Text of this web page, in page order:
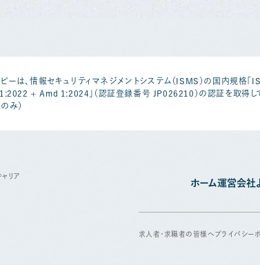
ーは、情報セキュリティマネジメントシステム（ISMS）の国内規格「IS
+ Amd 1:2024」（認証登録番号 JP026210）の認証を取得し
み）
ャリア
ホーム運営会社
求人者・求職者の皆様へ プライバシー